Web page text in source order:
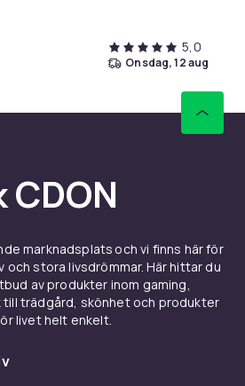
5,0
onsdag, 12 aug
marknadsplats och vi finns här för
och stora livsdrömmar. Här hittar du
av produkter inom gaming,
till trädgård, skönhet och produkter
livet helt enkelt.